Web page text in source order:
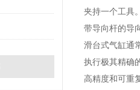
夹持一个工具
带导向杆的导
滑台式气缸通
执行极其精确
高精度和可重